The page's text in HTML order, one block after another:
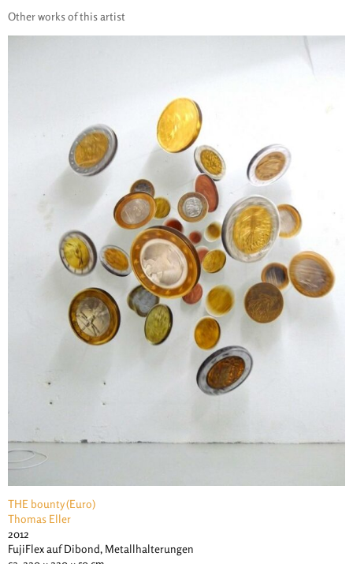
Other works of this artist
THE bounty (Euro)
Thomas Eller
2012
FujiFlex auf Dibond, Metallhalterungen